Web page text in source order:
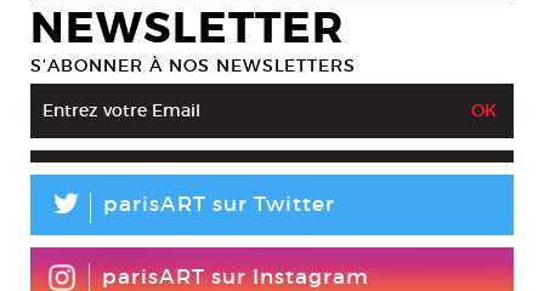
NEWSLETTER
S’ABONNER À NOS NEWSLETTERS
L parisART sur Twitter
parisART sur Instagram